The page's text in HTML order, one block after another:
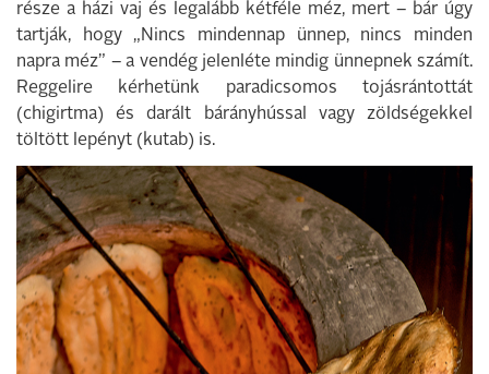
része a házi vaj és legalább kétféle méz, mert – bár úgy
tartják, hogy „Nincs mindennap ünnep, nincs minden
napra méz” – a vendég jelenléte mindig ünnepnek számít.
Reggelire kérhetünk paradicsomos tojásrántottát
(chigirtma) és darált bárányhússal vagy zöldségekkel
töltött lepényt (kutab) is.